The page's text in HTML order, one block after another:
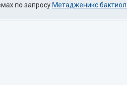
по запросу Метадженикс